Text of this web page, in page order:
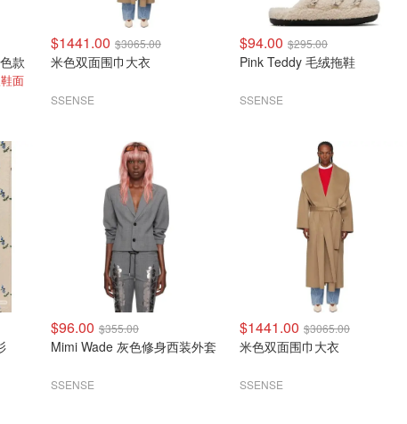
款
面
$1441.00 $3065.00
米色双面围巾大衣
SSENSE
$94.00 $295.00
Pink Teddy 毛绒拖鞋
SSENSE
$96.00 $355.00
Mimi Wade 灰色修身西装外套
SSENSE
$1441.00 $3065.00
米色双面围巾大衣
SSENSE